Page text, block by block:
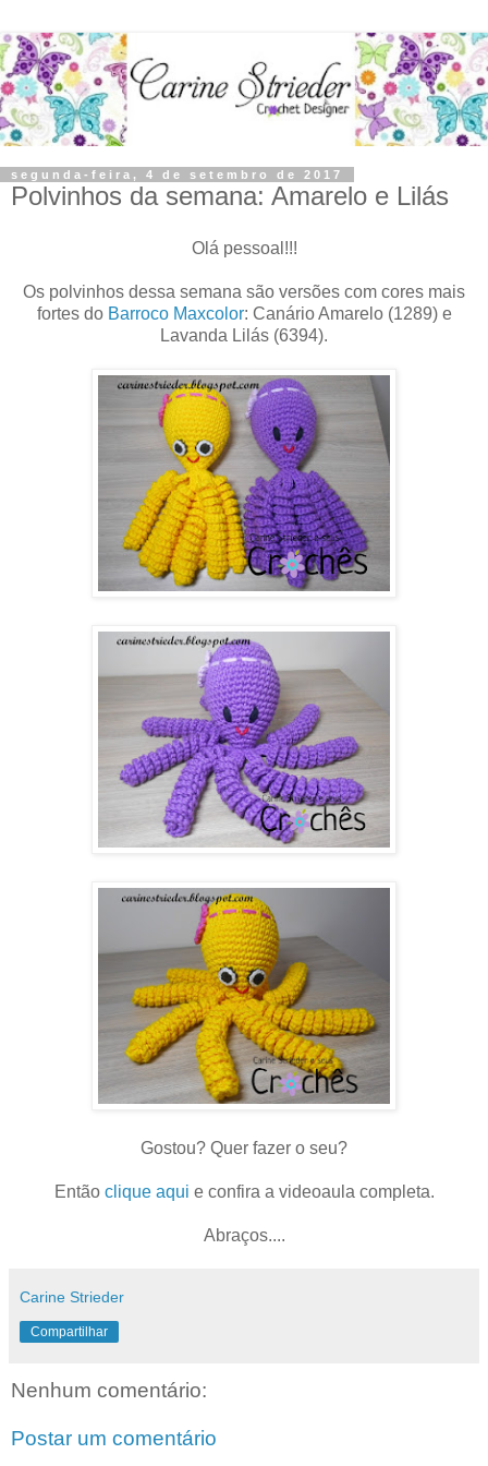
segunda-feira, 4 de setembro de 2017
Polvinhos da semana: Amarelo e Lilás
Olá pessoal!!!
Os polvinhos dessa semana são versões com cores mais
fortes do Barroco Maxcolor: Canário Amarelo (1289) e
Lavanda Lilás (6394).
Gostou? Quer fazer o seu?
Então clique aqui e confira a videoaula completa.
Abraços....
Carine Strieder
Compartilhar
Nenhum comentário:
Postar um comentário